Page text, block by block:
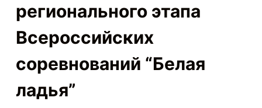
регионального этапа
Всероссийских
соревнований “Белая
ладья”